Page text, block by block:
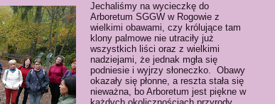
Jechaliśmy na wycieczkę do
Arboretum SGGW w Rogowie z
wielkimi obawami, czy królujące tam
klony palmowe nie utraciły już
wszystkich liści oraz z wielkimi
nadziejami, że jednak mgła się
podniesie i wyjrzy słoneczko. Obawy
okazały się płonne, a reszta stała się
nieważna, bo Arboretum jest piękne w